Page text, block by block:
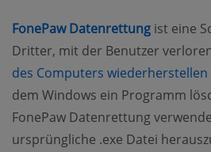
FonePaw Datenrettung (opens
ist eine
Dritter, mit der Benutzer
des Computers wiederherstellen
dem Windows ein Programm
FonePaw Datenrettung
ursprüngliche .exe Datei